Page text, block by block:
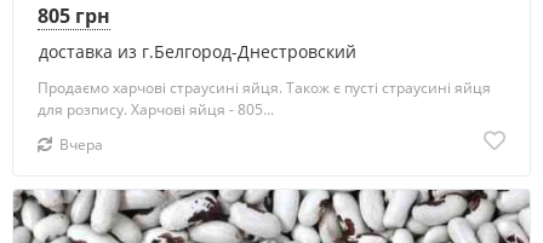
доставка из г.Белгород-Днестровский
805 грн
Продаємо харчові страусині яйця. Також є пусті страусині яйця
для розпису. Харчові яйця - 805...
Вчера